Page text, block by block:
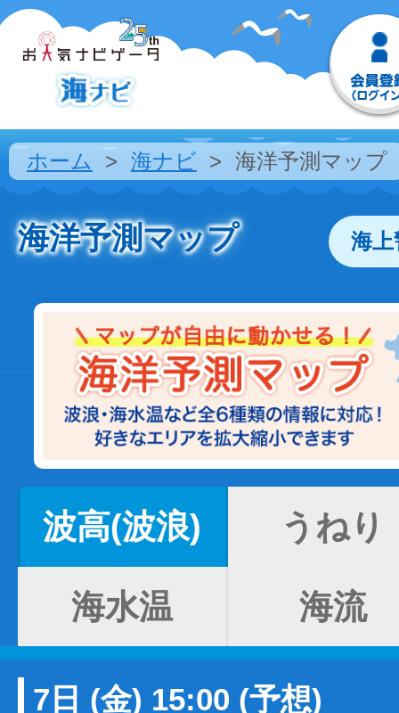
ホーム 海ナビ 海洋予測マップ
海洋予測マップ 海
波高(波浪) うねり
海水温 海流
7日 (金) 15:00 (予想)